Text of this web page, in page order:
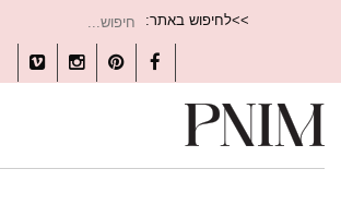
>>לחיפוש באתר:
עבור:
Facebook
Pinterest
Instagram